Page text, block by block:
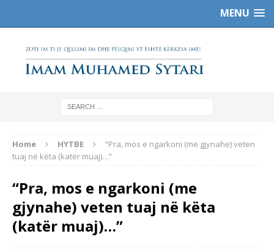
MENU
Home HYTBE
“Pra, mos e ngarkoni (me gjynahe) veten
tuaj në këta (katër muaj)…”
“Pra, mos e ngarkoni (me
gjynahe) veten tuaj në këta
(katër muaj)…”